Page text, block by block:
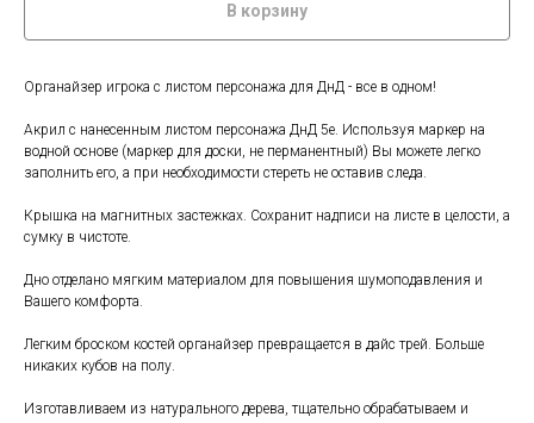
В корзину
Органайзер игрока с листом персонажа для ДнД - все в одном!
Акрил с нанесенным листом персонажа ДнД 5е. Используя маркер на
водной основе (маркер для доски, не перманентный) Вы можете легко
заполнить его, а при необходимости стереть не оставив следа.
Крышка на магнитных застежках. Сохранит надписи на листе в целости, а
сумку в чистоте.
Дно отделано мягким материалом для повышения шумоподавления и
Вашего комфорта.
Легким броском костей органайзер превращается в дайс трей. Больше
никаких кубов на полу.
Изготавливаем из натурального дерева, тщательно обрабатываем и